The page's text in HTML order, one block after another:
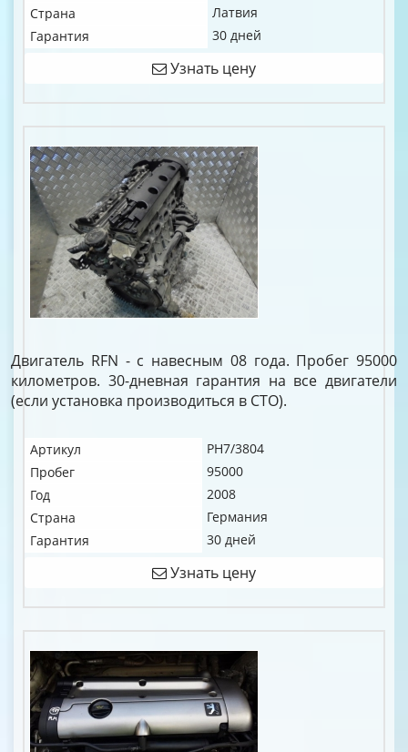
Страна
Латвия
Гарантия
30 дней
Узнать цену
Двигатель RFN - с навесным 08 года. Пробег 95000
километров. 30-дневная гарантия на все двигатели
(если установка производиться в СТО).
Артикул
PH7/3804
Пробег
95000
Год
2008
Страна
Германия
Гарантия
30 дней
Узнать цену